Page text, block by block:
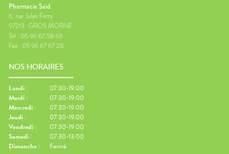
Pharmacie Said
6, rue Jules Ferry
97213 GROS MORNE
Tel : 05 96 67 58 63
Fax : 05 96 67 67 28
NOS HORAIRES
Lundi :
07:30-19:00
Mardi :
07:30-19:00
Mercredi :
07:30-19:00
Jeudi :
07:30-19:00
Vendredi :
07:30-19:00
Samedi :
07:30-13:00
Dimanche : Fermé